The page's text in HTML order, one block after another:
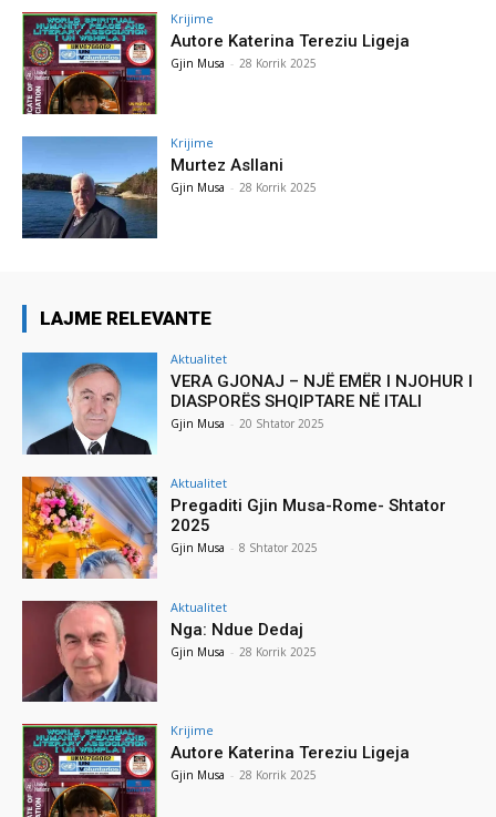
Krijime
Autore Katerina Tereziu Ligeja
Gjin Musa - 28 Korrik 2025
Krijime
Murtez Asllani
Gjin Musa - 28 Korrik 2025
LAJME RELEVANTE
Aktualitet
VERA GJONAJ – NJË EMËR I NJOHUR I
DIASPORËS SHQIPTARE NË ITALI
Gjin Musa - 20 Shtator 2025
Aktualitet
Pregaditi Gjin Musa-Rome- Shtator
2025
Gjin Musa - 8 Shtator 2025
Aktualitet
Nga: Ndue Dedaj
Gjin Musa - 28 Korrik 2025
Krijime
Autore Katerina Tereziu Ligeja
Gjin Musa - 28 Korrik 2025